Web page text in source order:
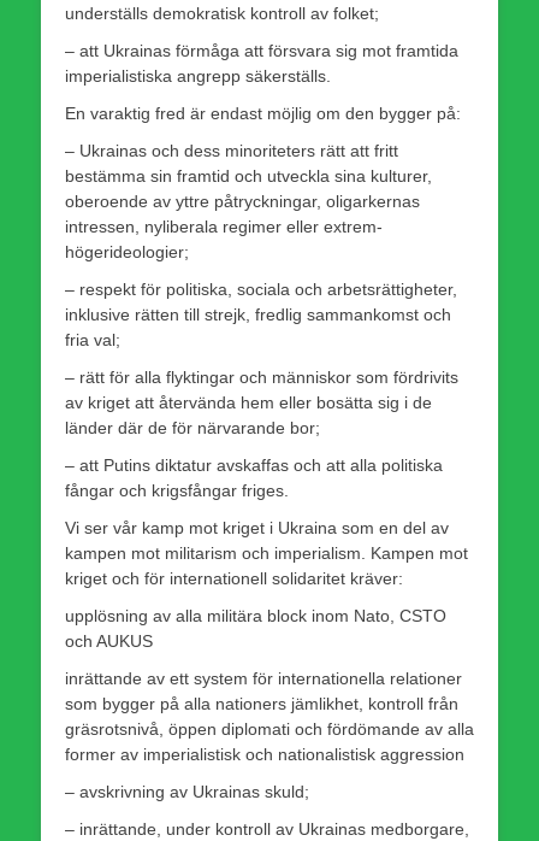
underställs demokratisk kontroll av folket;
– att Ukrainas förmåga att försvara sig mot framtida
imperialistiska angrepp säkerställs.
En varaktig fred är endast möjlig om den bygger på:
– Ukrainas och dess minoriteters rätt att fritt
bestämma sin framtid och utveckla sina kulturer,
oberoende av yttre påtryckningar, oligarkernas
intressen, nyliberala regimer eller extrem-
högerideologier;
– respekt för politiska, sociala och arbetsrättigheter,
inklusive rätten till strejk, fredlig sammankomst och
fria val;
– rätt för alla flyktingar och människor som fördrivits
av kriget att återvända hem eller bosätta sig i de
länder där de för närvarande bor;
– att Putins diktatur avskaffas och att alla politiska
fångar och krigsfångar friges.
Vi ser vår kamp mot kriget i Ukraina som en del av
kampen mot militarism och imperialism. Kampen mot
kriget och för internationell solidaritet kräver:
upplösning av alla militära block inom Nato, CSTO
och AUKUS
inrättande av ett system för internationella relationer
som bygger på alla nationers jämlikhet, kontroll från
gräsrotsnivå, öppen diplomati och fördömande av alla
former av imperialistisk och nationalistisk aggression
– avskrivning av Ukrainas skuld;
– inrättande, under kontroll av Ukrainas medborgare,